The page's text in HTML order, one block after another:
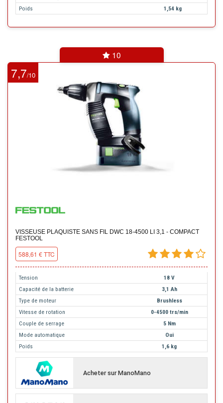
Poids
1,54 kg
10
7,7/10
VISSEUSE PLAQUISTE SANS FIL DWC 18-4500 LI 3,1 - COMPACT
FESTOOL
588,61 € TTC
Tension
18 V
Capacité de la batterie
3,1 Ah
Type de moteur
Brushless
Vitesse de rotation
0-4500 trs/min
Couple de serrage
5 Nm
Mode automatique
Oui
Poids
1,6 kg
Acheter sur ManoMano